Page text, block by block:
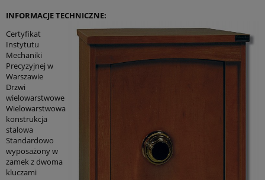
INFORMACJE TECHNICZNE:
Certyfikat
Instytutu
Mechaniki
Precyzyjnej w
Warszawie
Drzwi
wielowarstwowe
Wielowarstwowa
konstrukcja
stalowa
Standardowo
wyposażony w
zamek z dwoma
kluczami